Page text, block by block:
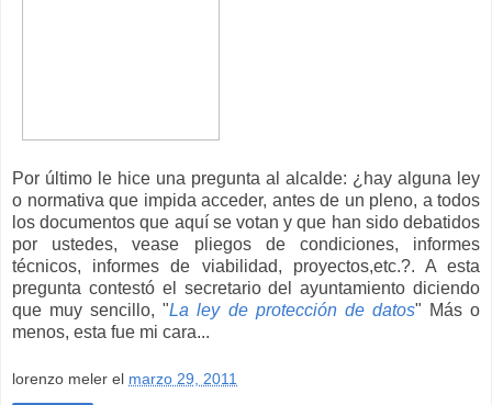
Por último le hice una pregunta al alcalde: ¿hay alguna ley
o normativa que impida acceder, antes de un pleno, a todos
los documentos que aquí se votan y que han sido debatidos
por ustedes, vease pliegos de condiciones, informes
técnicos, informes de viabilidad, proyectos,etc.?. A esta
pregunta contestó el secretario del ayuntamiento diciendo
que muy sencillo, "La ley de protección de datos" Más o
menos, esta fue mi cara...
lorenzo meler el marzo 29, 2011